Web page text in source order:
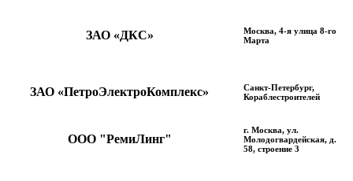
ЗАО «ДКС»
Москва, 4-я улица 8-го
Марта
ЗАО «ПетроЭлектроКомплекс»
Санкт-Петербург,
Кораблестроителей
ООО "РемиЛинг"
г. Москва, ул.
Молодогвардейская, д.
58, строение 3